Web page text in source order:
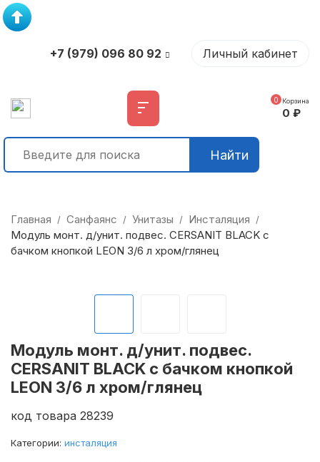
+7 (979) 096 80 92 Личный кабинет
Найти
0 Корзина
0 ₽
Главная / Санфаянс / Унитазы / Инсталяция /
Модуль монт. д/унит. подвес. CERSANIT BLACK c
бачком кнопкой LEON 3/6 л хром/глянец
Модуль монт. д/унит. подвес.
CERSANIT BLACK c бачком кнопкой
LEON 3/6 л хром/глянец
код товара 28239
Категории: инсталяция